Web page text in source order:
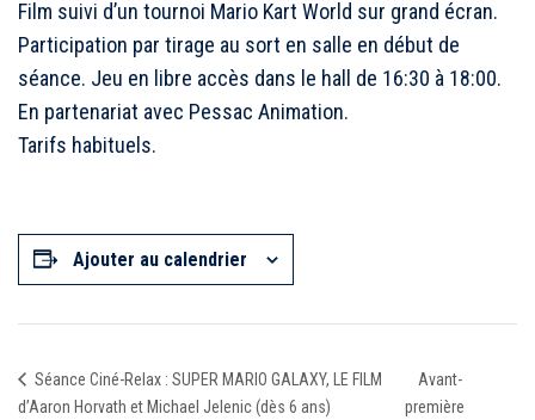
Film suivi d’un tournoi Mario Kart World sur grand écran.
Participation par tirage au sort en salle en début de
séance. Jeu en libre accès dans le hall de 16:30 à 18:00.
En partenariat avec Pessac Animation.
Tarifs habituels.
Ajouter au calendrier
Séance Ciné-Relax : SUPER MARIO GALAXY, LE FILM
d’Aaron Horvath et Michael Jelenic (dès 6 ans)
Avant-
première